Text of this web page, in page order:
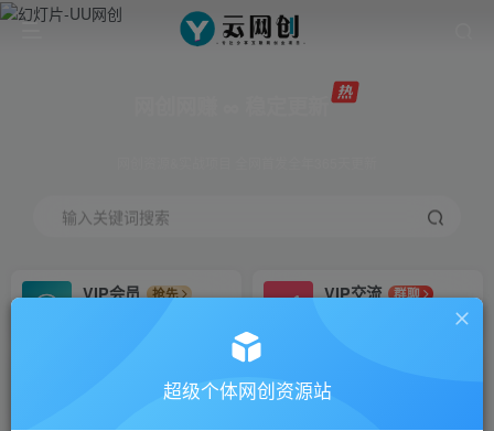
输入关键词搜索
VIP会员
抢先
VIP交流
群聊
研究探讨更多创业项目路子。
会员专属推广链接
招募站长
超级个体网创资源站